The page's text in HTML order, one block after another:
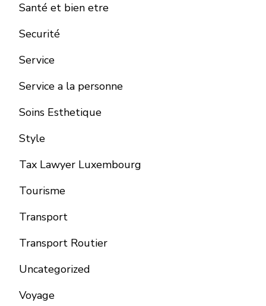
Santé et bien etre
Securité
Service
Service a la personne
Soins Esthetique
Style
Tax Lawyer Luxembourg
Tourisme
Transport
Transport Routier
Uncategorized
Voyage